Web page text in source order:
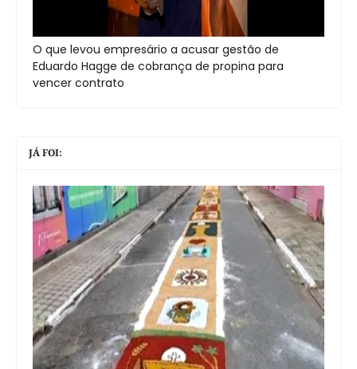
O que levou empresário a acusar gestão de
Eduardo Hagge de cobrança de propina para
vencer contrato
JÁ FOI: